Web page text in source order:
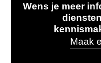
Wens je meer
Maak